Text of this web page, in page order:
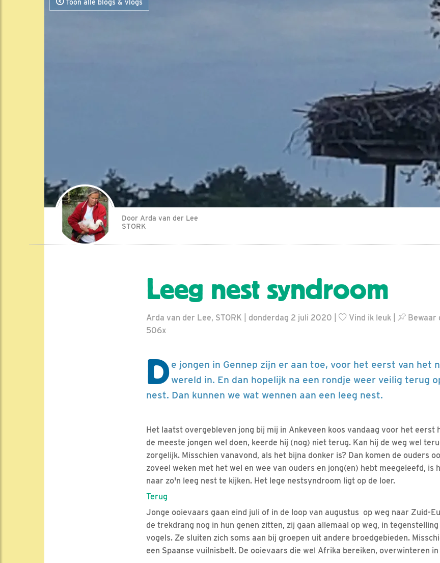
Toon alle blogs & vlogs
Door Arda van der Lee
STORK
Leeg nest syndroom
Arda van der Lee, STORK | donderdag 2 juli 2020 | Vind ik leuk Bewaar
506x
De jongen in Gennep zijn er aan toe, voor het eerst van het
wereld in. En dan hopelijk na een rondje weer veilig terug
nest. Dan kunnen we wat wennen aan een leeg nest.
Het laatst overgebleven jong bij mij in Ankeveen koos vandaag voor het eerst
de meeste jongen wel doen, keerde hij (nog) niet terug. Kan hij de weg wel
zorgelijk. Misschien vanavond, als het bijna donker is? Dan komen de ouders
zoveel weken met het wel en wee van ouders en jong(en) hebt meegeleefd, is
naar zo'n leeg nest te kijken. Het lege nestsyndroom ligt op de loer.
Terug
Jonge ooievaars gaan eind juli of in de loop van augustus op weg naar Zuid-
de trekdrang nog in hun genen zitten, zij gaan allemaal op weg, in
vogels. Ze sluiten zich soms aan bij groepen uit andere broedgebieden.
een Spaanse vuilnisbelt. De ooievaars die wel Afrika bereiken, overwinteren